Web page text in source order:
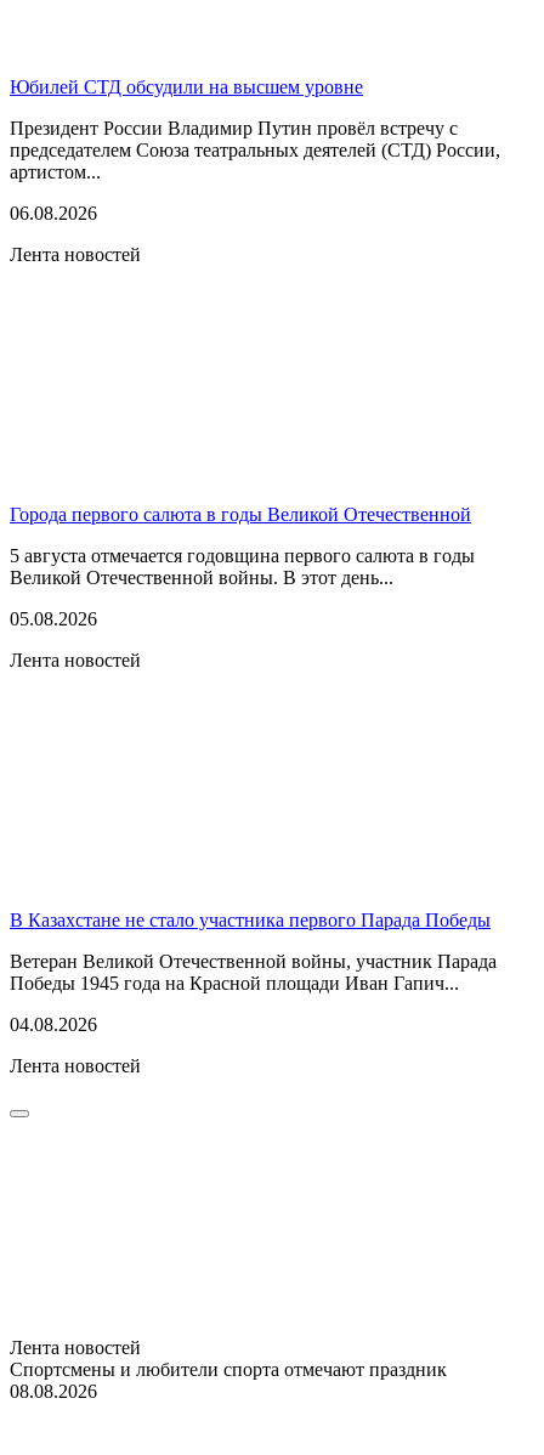
Юбилей СТД обсудили на высшем уровне
Президент России Владимир Путин провёл встречу с
председателем Союза театральных деятелей (СТД) России,
артистом...
06.08.2026
Лента новостей
Города первого салюта в годы Великой Отечественной
5 августа отмечается годовщина первого салюта в годы
Великой Отечественной войны. В этот день...
05.08.2026
Лента новостей
В Казахстане не стало участника первого Парада Победы
Ветеран Великой Отечественной войны, участник Парада
Победы 1945 года на Красной площади Иван Гапич...
04.08.2026
Лента новостей
Лента новостей
Спортсмены и любители спорта отмечают праздник
08.08.2026